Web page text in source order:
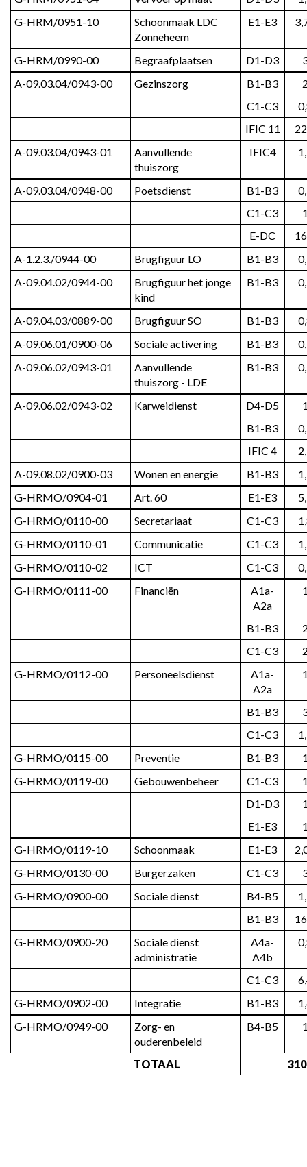
G-HRM/0951-10
Schoonmaak LDC
Zonneheem
E1-E3
G-HRM/0990-00 Begraafplaatsen D1-D3
A-09.03.04/0943-00
Gezinszorg B1-B3
C1-C3
IFIC 11
A-09.03.04/0943-01
Aanvullende
thuiszorg
IFIC4
A-09.03.04/0948-00 Poetsdienst B1-B3
C1-C3
E-DC
A-1.2.3./0944-00
Brugfiguur LO B1-B3
A-09.04.02/0944-00
Brugfiguur het jonge
kind
B1-B3
A-09.04.03/0889-00 Brugfiguur SO B1-B3
A-09.06.01/0900-06
Sociale activering B1-B3
A-09.06.02/0943-01
Aanvullende
thuiszorg - LDE
B1-B3
A-09.06.02/0943-02 Karweidienst D4-D5
B1-B3
IFIC 4
A-09.08.02/0900-03
Wonen en energie B1-B3
G-HRMO/0904-01
Art. 60 E1-E3
G-HRMO/0110-00
Secretariaat C1-C3
G-HRMO/0110-01
Communicatie C1-C3
G-HRMO/0110-02
ICT C1-C3
G-HRMO/0111-00
Financiën
A1a-
A2a
B1-B3
C1-C3
G-HRMO/0112-00
Personeelsdienst
A1a-
A2a
B1-B3
C1-C3
G-HRMO/0115-00
Preventie B1-B3
G-HRMO/0119-00
Gebouwenbeheer C1-C3
D1-D3
E1-E3
G-HRMO/0119-10
Schoonmaak E1-E3
G-HRMO/0130-00
Burgerzaken C1-C3
G-HRMO/0900-00
Sociale dienst B4-B5
B1-B3
G-HRMO/0900-20
Sociale dienst
administratie
A4a-
A4b
C1-C3
G-HRMO/0902-00
Integratie B1-B3
G-HRMO/0949-00
Zorg- en
ouderenbeleid
B4-B5
TOTAAL